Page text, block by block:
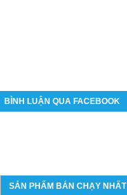
BÌNH LUẬN QUA FACEBOOK
SẢN PHẨM BÁN CHẠY NHẤT